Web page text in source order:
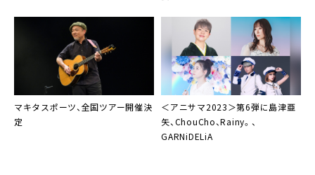
マキタスポーツ、全国ツアー開催決
定
＜アニサマ2023＞第6弾に島津亜
矢、ChouCho、Rainy。、
GARNiDELiA